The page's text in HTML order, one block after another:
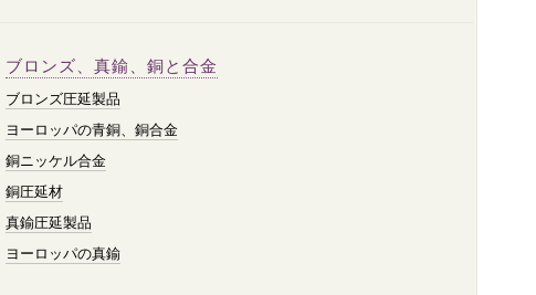
ブロンズ、真鍮、銅と合金
ブロンズ圧延製品
ヨーロッパの青銅、銅合金
銅ニッケル合金
銅圧延材
真鍮圧延製品
ヨーロッパの真鍮